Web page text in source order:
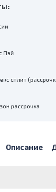
Пэй
сплит
рассрочка
Описание